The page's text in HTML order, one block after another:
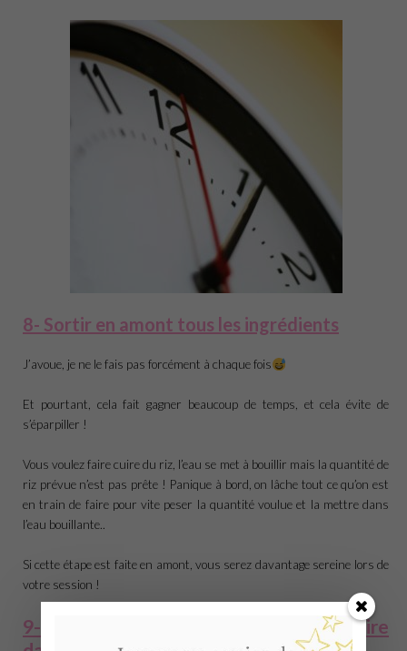
8- Sortir en amont tous les ingrédients
J’avoue, je ne le fais pas forcément à chaque fois
Et pourtant, cela fait gagner beaucoup de temps, et cela évite de
s’éparpiller !
Vous voulez faire cuire du riz, l’eau se met à bouillir mais la quantité de
riz prévue n’est pas prête ! Panique à bord, on lâche tout ce qu’on est
en train de faire pour vite peser la quantité voulue et la mettre dans
l’eau bouillante..
Si cette étape est faite en amont, vous serez davantage sereine lors de
votre session !
9- Garder certaines préparations à faire